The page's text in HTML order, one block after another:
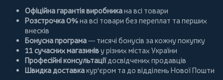
Офіційна гарантія виробникана всі товари
Розстрочка 0%на всі товари без переплат та перших
внесків
Бонусна програма— тисячі бонусів за кожну покупку
11 сучасних магазиніву різних містах України
Професійні консультаціїдосвідчених продавців
Швидка доставкакур'єром та до відділень Нової Пошти